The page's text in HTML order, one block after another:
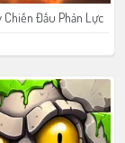
Chiến Đấu Phản Lực